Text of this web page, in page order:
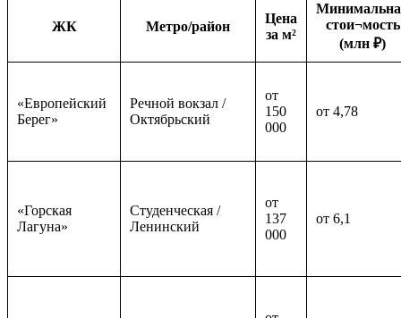
ЖК Метро/район
Цена
за м²
стои¬мость
(млн ₽)
«Европейский
Берег»
Речной вокзал /
Октябрьский
от
150
000
от 4,78
«Горская
Лагуна»
Студенческая /
Ленинский
от
137
000
от 6,1